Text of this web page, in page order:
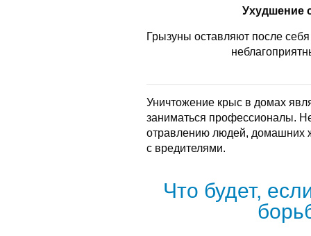
Ухудшение
Грызуны оставляют после
Уничтожение крыс в домах
заниматься профессионалы.
отравлению людей, домашних
с вредителями.
Что будет,